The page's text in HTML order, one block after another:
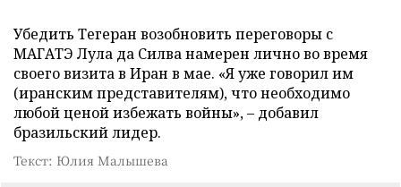
Убедить Тегеран возобновить переговоры с
МАГАТЭ Лула да Силва намерен лично во время
своего визита в Иран в мае. «Я уже говорил им
(иранским представителям), что необходимо
любой ценой избежать войны», – добавил
бразильский лидер.
Текст: Юлия Малышева